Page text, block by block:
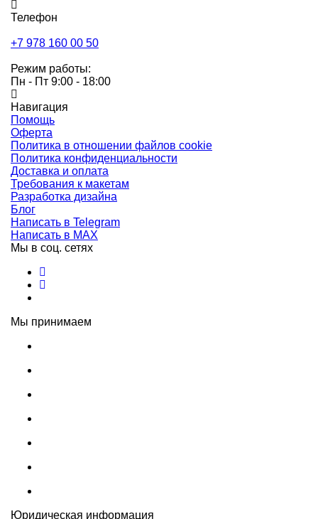
Телефон
+7 978 160 00 50
Режим работы:
Пн - Пт 9:00 - 18:00
Навигация
Помощь
Оферта
Политика в отношении файлов cookie
Политика конфиденциальности
Доставка и оплата
Требования к макетам
Разработка дизайна
Блог
Написать в Telegram
Написать в MAX
Мы в соц. сетях
Мы принимаем
Юридическая информация